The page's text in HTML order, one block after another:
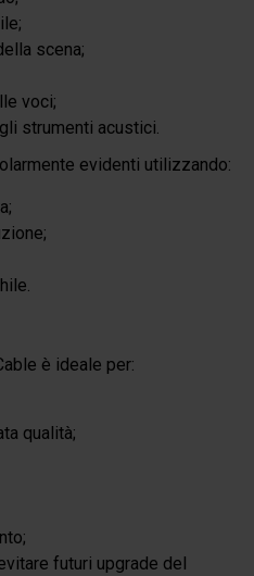
scena;
voci;
strumenti acustici.
evidenti utilizzando:
è ideale per:
qualità;
futuri upgrade del